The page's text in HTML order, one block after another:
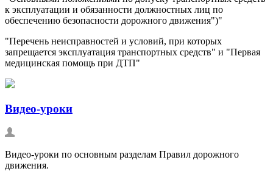
к эксплуатации и обязанности должностных лиц по
обеспечению безопасности дорожного движения")"
"Перечень неисправностей и условий, при которых
запрещается эксплуатация транспортных средств" и "Первая
медицинская помощь при ДТП"
Видео-уроки
Видео-уроки по основным разделам Правил дорожного
движения.